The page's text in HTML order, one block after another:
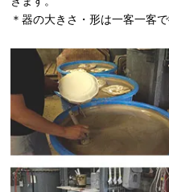
＊器の大きさ・形は一客一客